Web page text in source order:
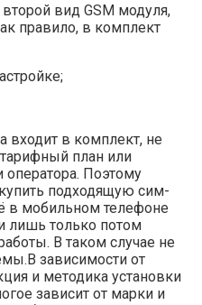
вид GSM модуля,
правило, в комплект
входит в комплект, не
план или
оператора. Поэтому
подходящую сим-
в мобильном телефоне
лишь только потом
В таком случае не
зависимости от
и методика установки
зависит от марки и